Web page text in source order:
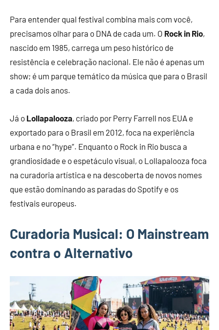
Para entender qual festival combina mais com você,
precisamos olhar para o DNA de cada um. O Rock in Rio,
nascido em 1985, carrega um peso histórico de
resistência e celebração nacional. Ele não é apenas um
show; é um parque temático da música que para o Brasil
a cada dois anos.
Já o Lollapalooza, criado por Perry Farrell nos EUA e
exportado para o Brasil em 2012, foca na experiência
urbana e no “hype”. Enquanto o Rock in Rio busca a
grandiosidade e o espetáculo visual, o Lollapalooza foca
na curadoria artística e na descoberta de novos nomes
que estão dominando as paradas do Spotify e os
festivais europeus.
Curadoria Musical: O Mainstream
contra o Alternativo